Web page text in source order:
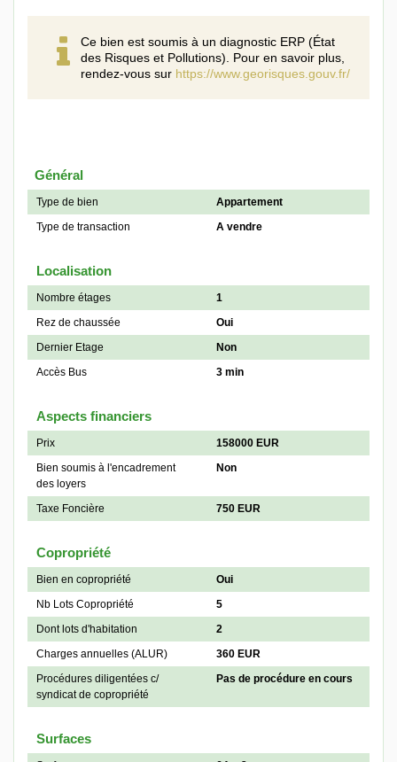
Ce bien est soumis à un diagnostic ERP (État
des Risques et Pollutions). Pour en savoir plus,
rendez-vous sur https://www.georisques.gouv.fr/
Général
Type de bien
Appartement
Type de transaction
A vendre
Localisation
Nombre étages
1
Rez de chaussée
Oui
Dernier Etage
Non
Accès Bus
3 min
Aspects financiers
Prix
158000 EUR
Bien soumis à l'encadrement
des loyers
Non
Taxe Foncière 750 EUR
Copropriété
Bien en copropriété
Oui
Nb Lots Copropriété
5
Dont lots d'habitation
2
Charges annuelles (ALUR)
360 EUR
Procédures diligentées c/
syndicat de copropriété
Pas de procédure en cours
Surfaces